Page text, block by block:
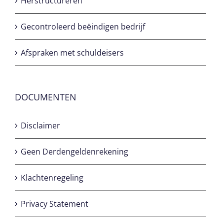
Gecontroleerd beëindigen bedrijf
Afspraken met schuldeisers
DOCUMENTEN
Disclaimer
Geen Derdengeldenrekening
Klachtenregeling
Privacy Statement